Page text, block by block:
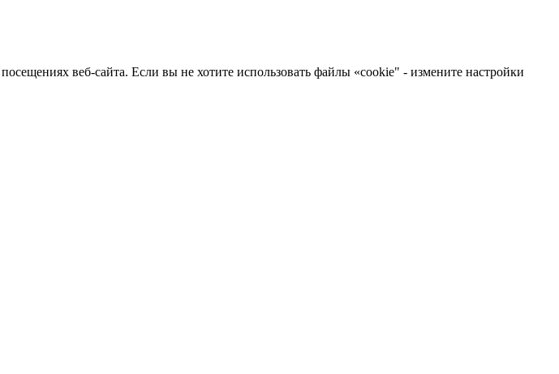
веб-сайта. Если вы не хотите использовать файлы «cookie" - измените настройки